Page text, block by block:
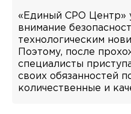
«Единый СРО Центр»
внимание
технологическим
Поэтому, после
специалисты
своих обязанностей
количественные и